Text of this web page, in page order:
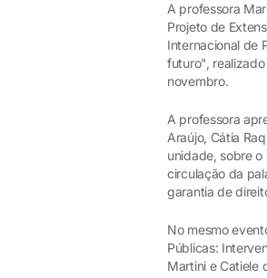
A professora
Projeto de
Internacional de
futuro",
novembro.
A professora
Araújo, Cátia
unidade, sobre
circulação da
garantia de
No mesmo
Públicas:
Martini e Catiele